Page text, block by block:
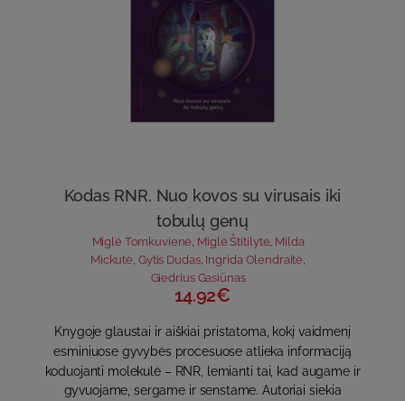
Kodas RNR. Nuo kovos su virusais iki
tobulų genų
Miglė Tomkuvienė, Miglė Štitilytė, Milda
Mickutė, Gytis Dudas, Ingrida Olendraitė,
Giedrius Gasiūnas
14.92€
Knygoje glaustai ir aiškiai pristatoma, kokį vaidmenį
esminiuose gyvybės procesuose atlieka informaciją
koduojanti molekulė – RNR, lemianti tai, kad augame ir
gyvuojame, sergame ir senstame. Autoriai siekia